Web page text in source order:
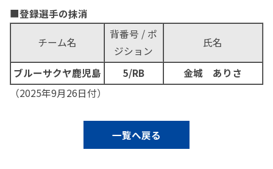
■登録選手の抹消
チーム名
背番号 / ポ
ジション
氏名
ブルーサクヤ鹿児島 5/RB
金城 ありさ
（2025年9月26日付）
一覧へ戻る